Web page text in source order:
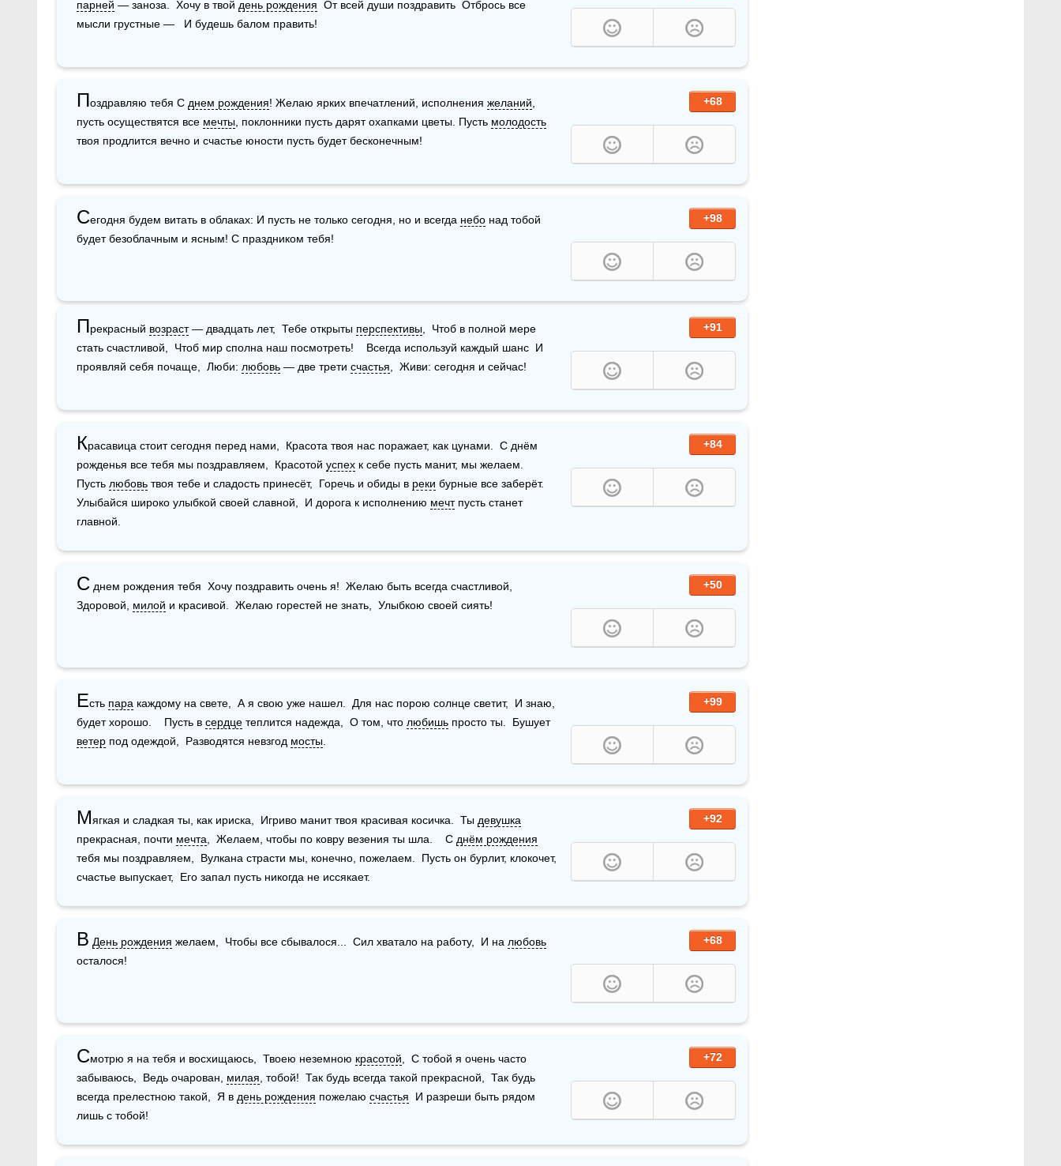
парней — заноза.  Хочу в твой день рождения
  От всей души поздравить  Отбрось все
мысли грустные —   И будешь балом править!
+68
Поздравляю тебя С днем рождения! Желаю ярких впечатлений, исполнения желаний
пусть осуществятся все мечты , поклонники пусть дарят охапками цветы. Пусть молодость
твоя продлится вечно и счастье юности пусть будет бесконечным!
+98
Сегодня будем витать в облаках: И пусть не только сегодня, но и всегда небо над тобой
будет безоблачным и ясным! С праздником тебя!
+91
Прекрасный возраст — двадцать лет,  Тебе открыты перспективы ,  Чтоб в полной мере
стать счастливой,  Чтоб мир сполна наш посмотреть!    Всегда используй каждый шанс  И
проявляй себя почаще,  Люби: любовь — две трети счастья ,  Живи: сегодня и сейчас!
+84
Красавица стоит сегодня перед нами,  Красота твоя нас поражает, как цунами.  С днём
рожденья все тебя мы поздравляем,  Красотой успех к себе пусть манит, мы желаем.
Пусть любовь твоя тебе и сладость принесёт,  Горечь и обиды в реки бурные все заберёт.
Улыбайся широко улыбкой своей славной,  И дорога к исполнению мечт пусть станет
главной.
+50
С днем рождения тебя  Хочу поздравить очень я!  Желаю быть всегда счастливой,
Здоровой, милой и красивой.  Желаю горестей не знать,  Улыбкою своей сиять!
+99
Есть пара каждому на свете,  А я свою уже нашел.  Для нас порою солнце светит,  И знаю,
будет хорошо.    Пусть в сердце теплится надежда,  О том, что любишь
просто ты.  Бушует
ветер под одеждой,  Разводятся невзгод мосты
+92
Мягкая и сладкая ты, как ириска,  Игриво манит твоя красивая косичка.  Ты девушка
прекрасная, почти мечта ,  Желаем, чтобы по ковру везения ты шла.    С днём рождения
тебя мы поздравляем,  Вулкана страсти мы, конечно, пожелаем.  Пусть он бурлит, клокочет,
счастье выпускает,  Его запал пусть никогда не иссякает.
+68
В День рождения желаем,  Чтобы все сбывалося...  Сил хватало на работу,  И на любовь
осталося!
+72
Смотрю я на тебя и восхищаюсь,  Твоею неземною красотой ,  С тобой я очень часто
забываюсь,  Ведь очарован, милая , тобой!  Так будь всегда такой прекрасной,  Так будь
всегда прелестною такой,  Я в день рождения пожелаю счастья
  И разреши быть рядом
лишь с тобой!